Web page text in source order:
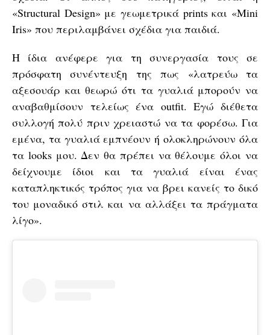
«Structural Design» με γεωμετρικά prints και «Mini
Iris» που περιλαμβάνει σχέδια για παιδιά.
Η ίδια ανέφερε για τη συνεργασία τους σε
πρόσφατη συνέντευξη της πως «λατρεύω τα
αξεσουάρ και θεωρώ ότι τα γυαλιά μπορούν να
αναβαθμίσουν τελείως ένα outfit. Εγώ διέθετα
συλλογή πολύ πριν χρειαστώ να τα φορέσω. Για
εμένα, τα γυαλιά εμπνέουν ή ολοκληρώνουν όλα
τα looks μου. Δεν θα πρέπει να θέλουμε όλοι να
δείχνουμε ίδιοι και τα γυαλιά είναι ένας
καταπληκτικός τρόπος για να βρει κανείς το δικό
του μοναδικό στιλ και να αλλάξει τα πράγματα
λίγο».